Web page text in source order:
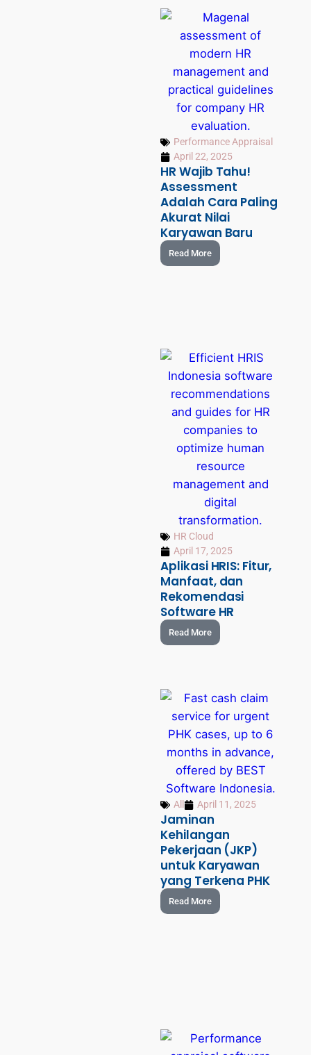
Performance Appraisal
April 22, 2025
HR Wajib Tahu!
Assessment
Adalah Cara Paling
Akurat Nilai
Karyawan Baru
Read More
HR Cloud
April 17, 2025
Aplikasi HRIS: Fitur,
Manfaat, dan
Rekomendasi
Software HR
Read More
All April 11, 2025
Jaminan
Kehilangan
Pekerjaan (JKP)
untuk Karyawan
yang Terkena PHK
Read More